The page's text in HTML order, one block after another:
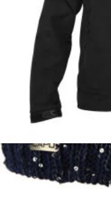
IRIS Jacket
48,00 s DPH
Na sklade (dostupné